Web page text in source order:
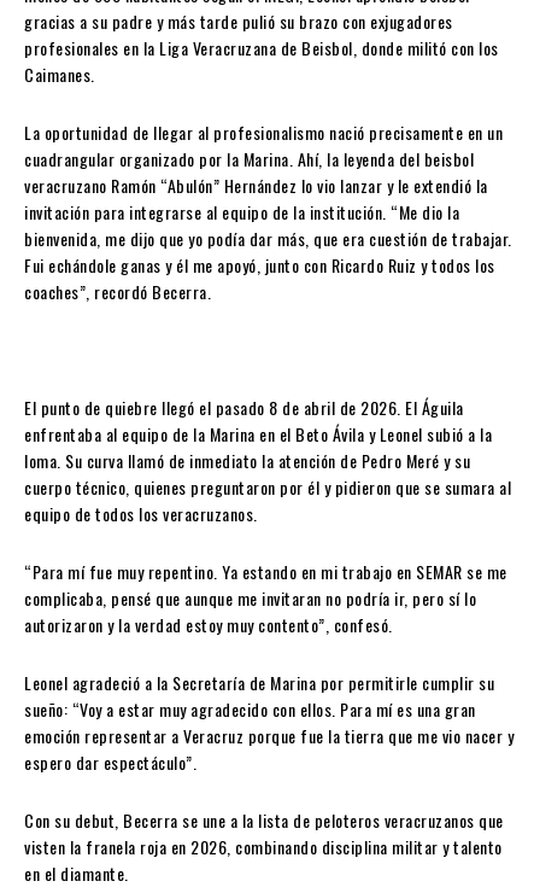
gracias a su padre y más tarde pulió su brazo con exjugadores
profesionales en la Liga Veracruzana de Beisbol, donde militó con los
Caimanes.
La oportunidad de llegar al profesionalismo nació precisamente en un
cuadrangular organizado por la Marina. Ahí, la leyenda del beisbol
veracruzano Ramón “Abulón” Hernández lo vio lanzar y le extendió la
invitación para integrarse al equipo de la institución. “Me dio la
bienvenida, me dijo que yo podía dar más, que era cuestión de trabajar.
Fui echándole ganas y él me apoyó, junto con Ricardo Ruiz y todos los
coaches”, recordó Becerra.
El punto de quiebre llegó el pasado 8 de abril de 2026. El Águila
enfrentaba al equipo de la Marina en el Beto Ávila y Leonel subió a la
loma. Su curva llamó de inmediato la atención de Pedro Meré y su
cuerpo técnico, quienes preguntaron por él y pidieron que se sumara al
equipo de todos los veracruzanos.
“Para mí fue muy repentino. Ya estando en mi trabajo en SEMAR se me
complicaba, pensé que aunque me invitaran no podría ir, pero sí lo
autorizaron y la verdad estoy muy contento”, confesó.
Leonel agradeció a la Secretaría de Marina por permitirle cumplir su
sueño: “Voy a estar muy agradecido con ellos. Para mí es una gran
emoción representar a Veracruz porque fue la tierra que me vio nacer y
espero dar espectáculo”.
Con su debut, Becerra se une a la lista de peloteros veracruzanos que
visten la franela roja en 2026, combinando disciplina militar y talento
en el diamante.